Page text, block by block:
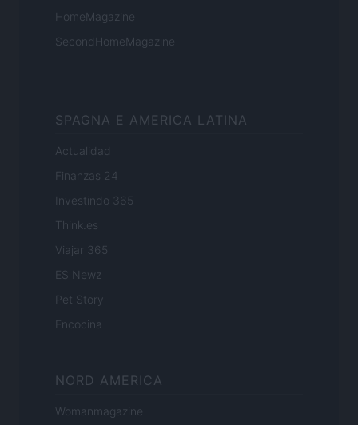
HomeMagazine
SecondHomeMagazine
SPAGNA E AMERICA LATINA
Actualidad
Finanzas 24
Investindo 365
Think.es
Viajar 365
ES Newz
Pet Story
Encocina
NORD AMERICA
Womanmagazine